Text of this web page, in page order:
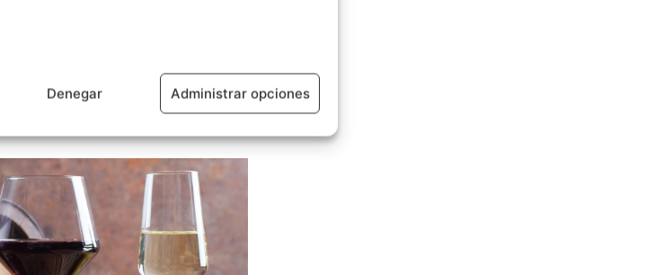
Denegar Administrar opciones
pérdida de un ser querido